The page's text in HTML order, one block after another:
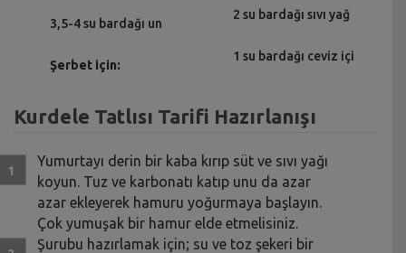
3,5-4 su bardağı un
Şerbet için:
2 su bardağı sıvı yağ
1 su bardağı ceviz içi
Kurdele Tatlısı Tarifi Hazırlanışı
Yumurtayı derin bir kaba kırıp süt ve sıvı yağı
koyun. Tuz ve karbonatı katıp unu da azar
azar ekleyerek hamuru yoğurmaya başlayın.
Çok yumuşak bir hamur elde etmelisiniz.
Şurubu hazırlamak için; su ve toz şekeri bir